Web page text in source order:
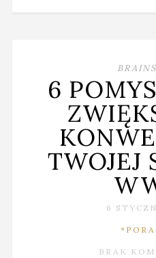
6
TWOJEJ
6
BRAK